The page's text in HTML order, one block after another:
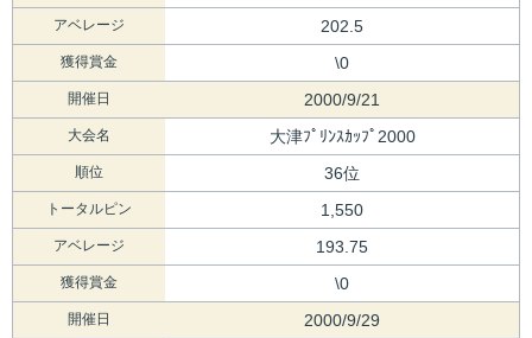
アベレージ 202.5
獲得賞金 \0
開催日 2000/9/21
大会名 大津ﾌﾟﾘﾝｽｶｯﾌﾟ2000
順位 36位
トータルピン 1,550
アベレージ 193.75
獲得賞金 \0
開催日 2000/9/29